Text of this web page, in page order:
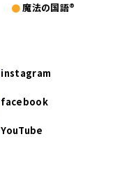
魔法の国語®
instagram
facebook
YouTube